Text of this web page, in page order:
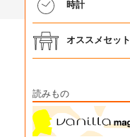
時計
オススメセット
読みもの